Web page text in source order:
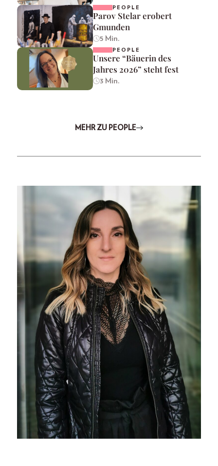
PEOPLE
Parov Stelar erobert
Gmunden
5 Min.
PEOPLE
Unsere “Bäuerin des
Jahres 2026” steht fest
3 Min.
MEHR ZU PEOPLE